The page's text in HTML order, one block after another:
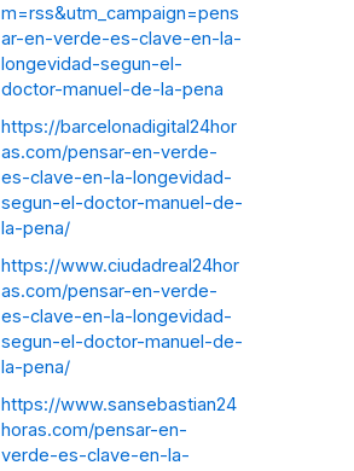
m=rss&utm_campaign=pens
ar-en-verde-es-clave-en-la-
longevidad-segun-el-
doctor-manuel-de-la-pena
https://barcelonadigital24hor
as.com/pensar-en-verde-
es-clave-en-la-longevidad-
segun-el-doctor-manuel-de-
la-pena/
https://www.ciudadreal24hor
as.com/pensar-en-verde-
es-clave-en-la-longevidad-
segun-el-doctor-manuel-de-
la-pena/
https://www.sansebastian24
horas.com/pensar-en-
verde-es-clave-en-la-